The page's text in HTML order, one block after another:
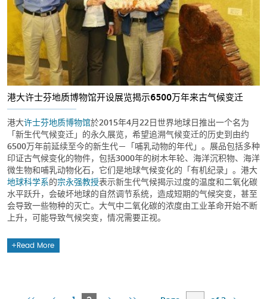
港大许士芬地质博物馆开设展览揭示6500万年来古气候变迁
港大许士芬地质博物馆於2015年4月22日世界地球日推出一个名为
「新生代气候变迁」的永久展览，希望追溯气候变迁的历史到由约
6500万年前延续至今的新生代－「哺乳动物的年代」。展品包括多种
印证古气候变化的物件，包括3000年的树木年轮、海洋沉积物、海洋
微生物和哺乳动物化石，它们是地球气候变化的「有机纪录」。港大
地球科学系的宗永强教授表示新生代气候揭示过度的温度和二氧化碳
水平跃升，会破坏地球的自然调节系统，造成短期的气候突变，甚至
会导致一些物种的灭亡。大气中二氧化碳的浓度由工业革命开始不断
上升，可能导致气候突变，情况需要正视。
Read More